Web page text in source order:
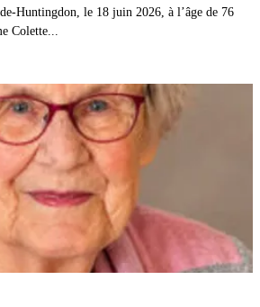
Huntingdon, le 18 juin 2026, à l’âge de 76
Colette...